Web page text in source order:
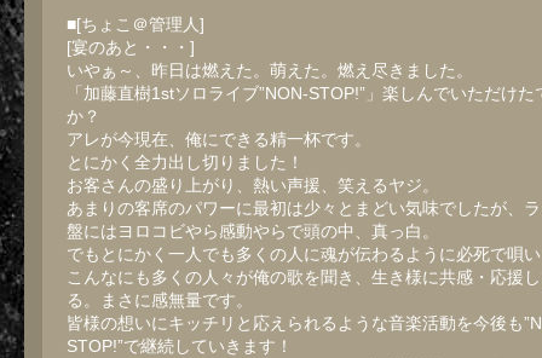
■[ちょこ＠管理人]
[宴のあと・・・]
いやぁ～、昨日は燃えた。萌えた。燃え尽きました。
「加藤直樹1stソロライブ”NON-STOP!”」楽しんでいただけた
か？
アレが今現在、俺にできる精一杯です。
とにかく全力出し切りました！
お客さんの盛り上がり、熱い声援、笑えるヤジ。
あまりの客席のパワーに最初は少々とまどい気味でしたが、
盤にはヨロコビやら感動やらで頭の中、真っ白。
でもとにかく一人でも多くの人に魂が伝わるように必死で唄
こんなにも多くの人々が俺の歌を聞き、生き様に共感・応援
る。まさに感無量です。
皆様の想いにキッチリと応えられるような音楽活動を今後も
STOP!”で継続していきます！